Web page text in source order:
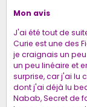
Mon avis
J'ai été tout de
Curie est une des
je craignais un
un peu linéaire et
surprise, car j'ai lu
dont j'ai déjà lu
Nabab, Secret de